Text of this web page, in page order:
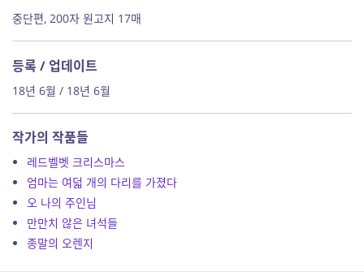
중단편, 200자 원고지 17매
등록 / 업데이트
18년 6월 / 18년 6월
작가의 작품들
레드벨벳 크리스마스
엄마는 여덟 개의 다리를 가졌다
오 나의 주인님
만만치 않은 녀석들
종말의 오렌지